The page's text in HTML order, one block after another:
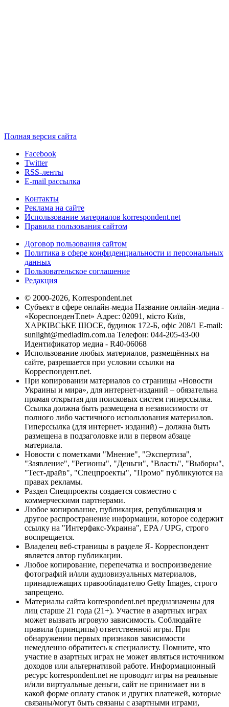
Полная версия сайта
Facebook
Twitter
RSS-ленты
E-mail рассылка
Контакты
Реклама на сайте
Использование материалов korrespondent.net
Правила пользования сайтом
Договор пользования сайтом
Политика в сфере конфиденциальности и персональных
данных
Пользовательское соглашение
Редакция
© 2000-2026, Korrespondent.net
Субъект в сфере онлайн-медиа Название онлайн-медиа -
«КореспонденТ.net» Адрес: 02091, місто Київ,
ХАРКІВСЬКЕ ШОСЕ, будинок 172-Б, офіс 208/1 E-mail:
sunlight@mediadim.com.ua Телефон: 044-205-43-00
Идентификатор медиа - R40-06068
Использование любых материалов, размещённых на
сайте, разрешается при условии ссылки на
Корреспондент.net.
При копировании материалов со страницы «Новости
Украины и мира», для интернет-изданий – обязательна
прямая открытая для поисковых систем гиперссылка.
Ссылка должна быть размещена в независимости от
полного либо частичного использования материалов.
Гиперссылка (для интернет- изданий) – должна быть
размещена в подзаголовке или в первом абзаце
материала.
Новости с пометками "Мнение", "Экспертиза",
"Заявление", "Регионы", "Деньги", "Власть", "Выборы",
"Тест-драйв", "Спецпроекты", "Промо" публикуются на
правах рекламы.
Раздел Спецпроекты создается совместно с
коммерческими партнерами.
Любое копирование, публикация, републикация и
другое распространение информации, которое содержит
ссылку на "Интерфакс-Украина", EPA / UPG, строго
воспрещается.
Владелец веб-страницы в разделе Я- Корреспондент
является автор публикации.
Любое копирование, перепечатка и воспроизведение
фотографий и/или аудиовизуальных материалов,
принадлежащих правообладателю Getty Images, строго
запрещено.
Материалы сайта korrespondent.net предназначены для
лиц старше 21 года (21+). Участие в азартных играх
может вызвать игровую зависимость. Соблюдайте
правила (принципы) ответственной игры. При
обнаружении первых признаков зависимости
немедленно обратитесь к специалисту. Помните, что
участие в азартных играх не может являться источником
доходов или альтернативой работе. Информационный
ресурс korrespondent.net не проводит игры на реальные
и/или виртуальные деньги, сайт не принимает ни в
какой форме оплату ставок и других платежей, которые
связаны/могут быть связаны с азартными играми,